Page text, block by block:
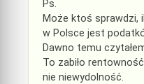
Ps.
Może ktoś sprawdzi,
w Polsce jest
Dawno temu
To zabiło
nie niewydolność.